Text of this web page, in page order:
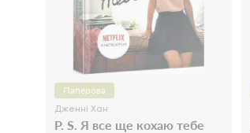
Паперова
Дженні Хан
P. S. Я все ще кохаю тебе